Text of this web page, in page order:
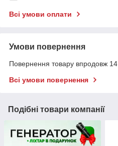
Всі умови оплати
Умови повернення
Повернення товару впродовж 14
Всі умови повернення
Подібні товари компанії